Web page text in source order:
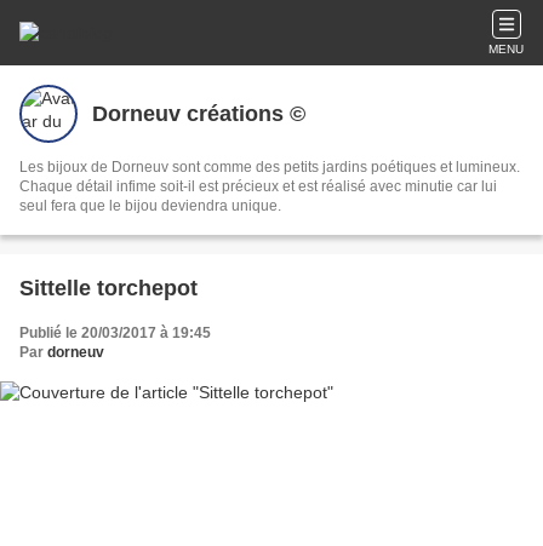
MENU
Dorneuv créations ©
Les bijoux de Dorneuv sont comme des petits jardins poétiques et lumineux.
Chaque détail infime soit-il est précieux et est réalisé avec minutie car lui
seul fera que le bijou deviendra unique.
Sittelle torchepot
Publié le 20/03/2017 à 19:45
Par dorneuv